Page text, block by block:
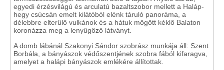
egyedi érzésvilágú és arculatú bazaltszobor mellett a Haláp-
hegy csúcsán emelt kilátóból elénk táruló panoráma, a
délebbre elterülő vulkánok és a hátuk mögött kéklő Balaton
koronázza meg a lenyűgöző látványt.
A domb lábánál Szakonyi Sándor szobrász munkája áll: Szent
Borbála, a bányászok védőszentjének szobra fából kifaragva,
amelyet a halápi bányászok emlékére állítottak.